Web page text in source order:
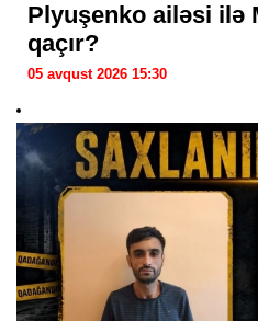
Plyuşenko ailəsi ilə
qaçır?
05 avqust 2026 15:30